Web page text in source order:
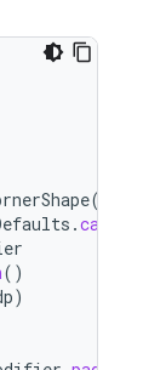
(
.
()
)